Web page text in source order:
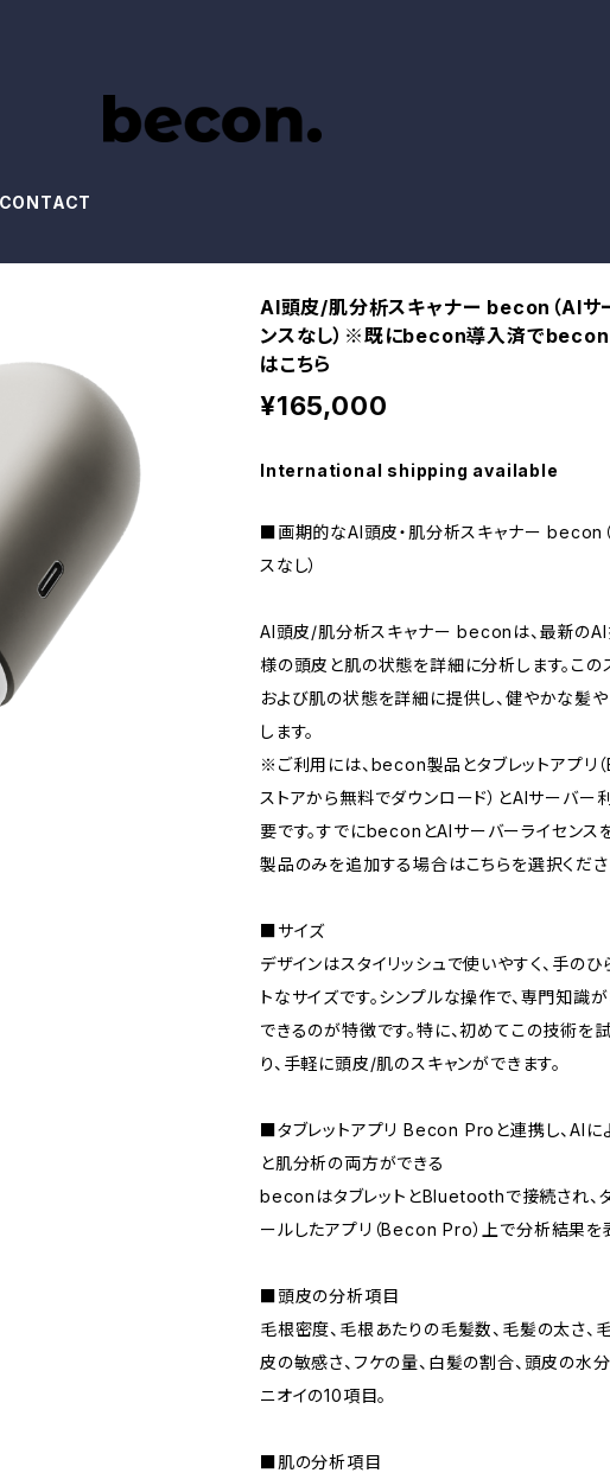
CONTACT
AI頭皮/肌分析スキャナー becon（AIサ
ンスなし）※既にbecon導入済でbecon
はこちら
¥165,000
International shipping available
■画期的なAI頭皮・肌分析スキャナー becon
スなし）
AI頭皮/肌分析スキャナー beconは、最新のAI
様の頭皮と肌の状態を詳細に分析します。この
および肌の状態を詳細に提供し、健やかな髪
します。
※ご利用には、becon製品とタブレットアプリ
ストアから無料でダウンロード）とAIサーバー
要です。すでにbeconとAIサーバーライセンス
製品のみを追加する場合はこちらを選択くださ
■サイズ
デザインはスタイリッシュで使いやすく、手の
トなサイズです。シンプルな操作で、専門知識
できるのが特徴です。特に、初めてこの技術を
り、手軽に頭皮/肌のスキャンができます。
■タブレットアプリ Becon Proと連携し、AI
と肌分析の両方ができる
beconはタブレットとBluetoothで接続され、タ
ールしたアプリ（Becon Pro）上で分析結果を
■頭皮の分析項目
毛根密度、毛根あたりの毛髪数、毛髪の太さ、
皮の敏感さ、フケの量、白髪の割合、頭皮の水
ニオイの10項目。
■肌の分析項目